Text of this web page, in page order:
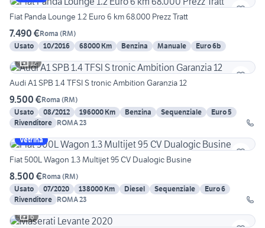
Fiat Panda Lounge 1.2 Euro 6 km 68.000 Prezz Tratt
7.490 €Roma (RM)
Usato
10/2016 68000 Km Benzina Manuale
Euro 6b
12
Audi A1 SPB 1.4 TFSI S tronic Ambition Garanzia 12
9.500 €Roma (RM)
Usato
08/2012 196000 Km Benzina Sequenziale
Euro 5
Rivenditore ROMA 23
Vetrina
Fiat 500L Wagon 1.3 Multijet 95 CV Dualogic Busine
8.500 €Roma (RM)
Usato
07/2020 138000 Km Diesel Sequenziale
Euro 6
Rivenditore ROMA 23
6